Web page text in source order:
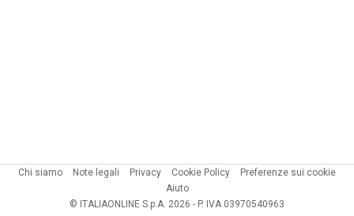
Chi siamo Note legali Privacy Cookie Policy
Preferenze sui cookie
Aiuto
© ITALIAONLINE S.p.A. 2026 - P. IVA 03970540963